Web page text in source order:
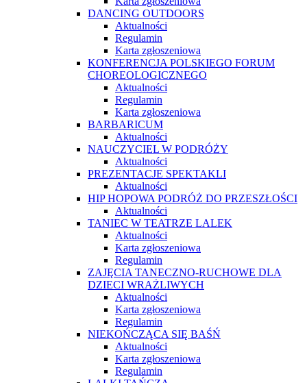
DANCING OUTDOORS
Aktualności
Regulamin
Karta zgłoszeniowa
KONFERENCJA POLSKIEGO FORUM
CHOREOLOGICZNEGO
Aktualności
Regulamin
Karta zgłoszeniowa
BARBARICUM
Aktualności
NAUCZYCIEL W PODRÓŻY
Aktualności
PREZENTACJE SPEKTAKLI
Aktualności
HIP HOPOWA PODRÓŻ DO PRZESZŁOŚCI
Aktualności
TANIEC W TEATRZE LALEK
Aktualności
Karta zgłoszeniowa
Regulamin
ZAJĘCIA TANECZNO-RUCHOWE DLA
DZIECI WRAŻLIWYCH
Aktualności
Karta zgłoszeniowa
Regulamin
NIEKOŃCZĄCA SIĘ BAŚŃ
Aktualności
Karta zgłoszeniowa
Regulamin